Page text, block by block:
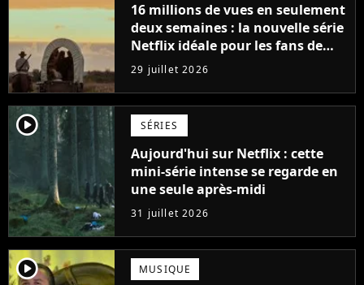
16 millions de vues en seulement
deux semaines : la nouvelle série
Netflix idéale pour les fans de
Yellowstone
29 juillet 2026
player2 SÉRIES
Aujourd'hui sur Netflix : cette
mini-série intense se regarde en
une seule après-midi
31 juillet 2026
player2 MUSIQUE